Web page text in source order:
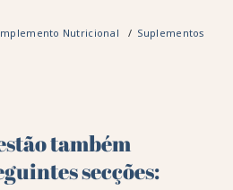
Nutricional Suplementos de
também
secções: